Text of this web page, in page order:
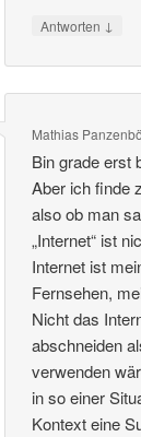
Antworten ↓
Mathias
Bin grade erst
Aber ich finde
also ob man
„Internet“ ist
Internet ist
Fernsehen,
Nicht das
abschneiden
verwenden
in so einer
Kontext eine